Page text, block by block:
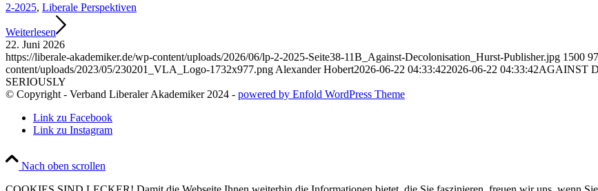
2-2025, Liberale Perspektiven
Weiterlesen
22. Juni 2026
https://liberale-akademiker.de/wp-content/uploads/2026/06/lp-2-2025-Seite38-11B_Against-Decolonisation_Hurst-Publisher.jpg 1500
content/uploads/2023/05/230201_VLA_Logo-1732x977.png Alexander Hobert2026-06-22 04:33:422026-06-22 04:33:42AGAINST
SERIOUSLY
© Copyright - Verband Liberaler Akademiker 2024 - powered by Enfold WordPress Theme
Link zu Facebook
Link zu Instagram
Nach oben scrollen